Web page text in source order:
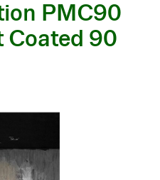
PMC90
Coated 90